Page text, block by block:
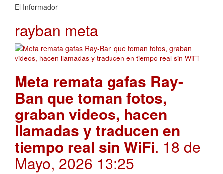
El Informador
rayban meta
Meta remata gafas Ray-
Ban que toman fotos,
graban videos, hacen
llamadas y traducen en
tiempo real sin WiFi. 18 de
Mayo, 2026 13:25